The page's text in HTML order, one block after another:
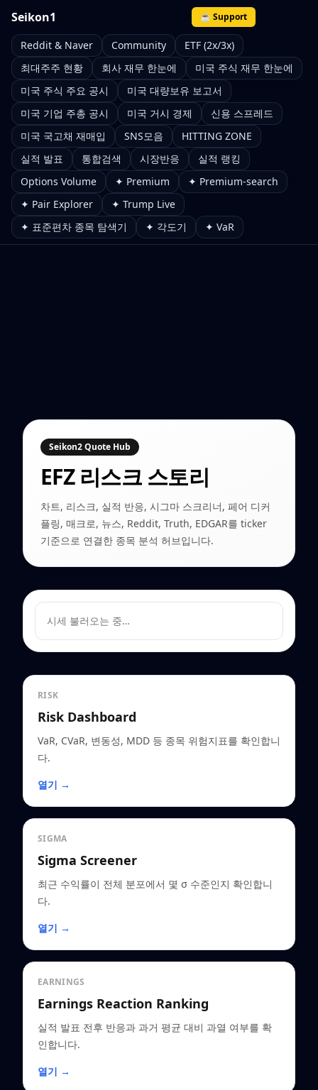
Seikon1 ☕ Support
Reddit & Naver Community
ETF (2x/3x)
최대주주 현황
회사 재무 한눈에
미국 주식 재무 한눈에
미국 주식 주요 공시
미국 대량보유 보고서
미국 기업 주총 공시
미국 거시 경제
신용 스프레드
미국 국고채 재매입
SNS모음
HITTING ZONE
실적 발표
통합검색 시장반응
실적 랭킹
Options Volume
✦ Premium
✦ Premium-search
✦ Pair Explorer
✦ Trump Live
✦ 표준편차 종목 탐색기
✦ 각도기 ✦ VaR
Seikon2 Quote Hub
EFZ리스크 스토리
차트, 리스크, 실적 반응, 시그마 스크리너, 페어 디커
플링, 매크로, 뉴스, Reddit, Truth, EDGAR를 ticker
기준으로 연결한 종목 분석 허브입니다.
시세 불러오는 중…
RISK
Risk Dashboard
VaR, CVaR, 변동성, MDD 등 종목 위험지표를 확인합니
다.
열기 →
SIGMA
Sigma Screener
최근 수익률이 전체 분포에서 몇 σ 수준인지 확인합니
다.
열기 →
EARNINGS
Earnings Reaction Ranking
실적 발표 전후 반응과 과거 평균 대비 과열 여부를 확
인합니다.
열기 →